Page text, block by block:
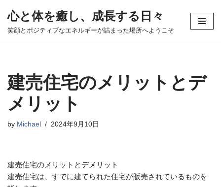
コ
ツ
へ
キ
ッ
心と体を癒し、成長する日々
笑顔とポジティブなエネルギーが詰まった場所へようこそ
建売住宅のメリットとデ
メリット
by Michael 2024年9月10日
建売住宅のメリットとデメリット
建売住宅は、すでに建てられた住宅が販売されているものを